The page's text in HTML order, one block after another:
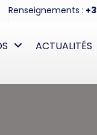
Renseignements :
ACTUALITÉS